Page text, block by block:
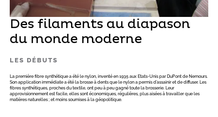
Des filaments au diapason
du monde moderne
LES DÉBUTS
La première fibre synthétique a été le nylon, inventé en 1935 aux Etats-Unis par DuPont de Nemours.
Son application immédiate a été la brosse à dents que le nylon a permis d’assainir et de diffuser. Les
fibres synthétiques, proches du textile, ont peu à peu gagné toute la brosserie. Leur
approvisionnement est facile, elles sont économiques, régulières, plus aisées à travailler que les
matières naturelles ; et moins soumises à la géopolitique.